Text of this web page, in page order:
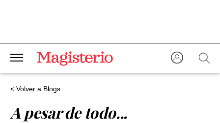
< Volver a Blogs
A pesar de todo...